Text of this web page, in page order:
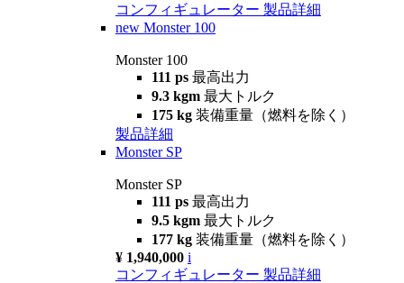
コンフィギュレーター 製品詳細
new Monster 100
Monster 100
111 ps 最高出力
9.3 kgm 最大トルク
175 kg 装備重量（燃料を除く）
製品詳細
Monster SP
Monster SP
111 ps 最高出力
9.5 kgm 最大トルク
177 kg 装備重量（燃料を除く）
¥ 1,940,000 i
コンフィギュレーター 製品詳細